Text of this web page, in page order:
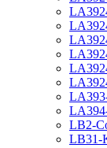
LB2-
LB31-